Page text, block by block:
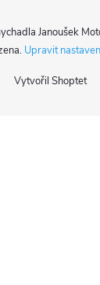
Vytvořil Shoptet
Janoušek
Upravit